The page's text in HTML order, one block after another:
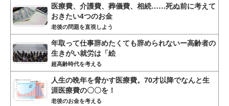
医療費、介護費、葬儀費、相続……死ぬ前に考えて
おきたい4つのお金
老後の問題を直視しよう
年取って仕事辞めたくても辞められないー高齢者の
生きがい就労は「絵
超高齢時代を考える
人生の晩年を脅かす医療費。70才以降でなんと生
涯医療費の〇〇を！
老後のお金を考える